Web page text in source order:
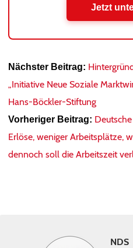
Jetzt
Nächster Beitrag:
„Initiative Neue Soziale
Hans-Böckler-Stiftung
Vorheriger Beitrag:
Erlöse, weniger Arbeitsplätze,
dennoch soll die Arbeitszeit
NDS